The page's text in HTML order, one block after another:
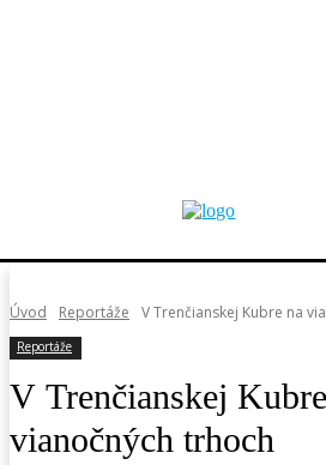
Úvod Reportáže V Trenčianskej Kubre na
Reportáže
V Trenčianskej
vianočných trhoch